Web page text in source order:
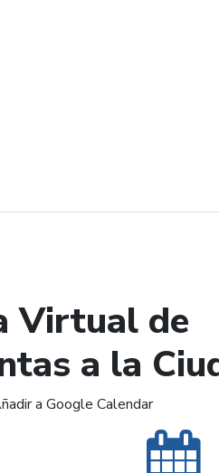
Virtual de
a la
a Google Calendar